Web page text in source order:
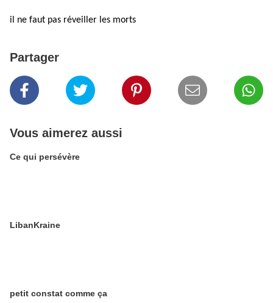
il ne faut pas réveiller les morts
Partager
Vous aimerez aussi
Ce qui persévère
LibanKraine
petit constat comme ça